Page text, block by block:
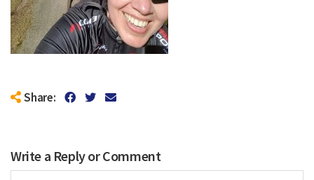
Share:
Write a Reply or Comment